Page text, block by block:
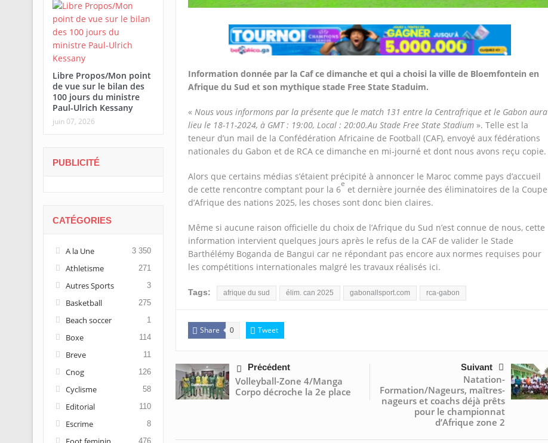
Information donnée par la Caf ce dimanche et qui a choisi la ville de Bloemfontein en
Afrique du Sud et son mythique stade Free State Staduim.
« Nous vous informons par la présente que le match 131 entre la Centrafrique et le Gabon aura
lieu le 18-11-2024, à GMT : 19:00, Local : 20:00.Au Stade Free State Stadium». Telle est la
teneur d’un mail de la Confédération Africaine de Football (CAF), envoyé aux fédérations
nationales du Gabon et de RCA ce dimanche en mi-journé et dont nous avons reçu copie.
Alors que certains médias s’étaient précipité à annoncer le Maroc comme pays d’accueil
de cette rencontre comptant pour la 6
e
et dernière journée des éliminatoires de la Coupe
d’Afrique des nations 2025, les choses sont donc bien claires.
Même si aucune raison officielle du choix de l’Afrique du Sud n’est connue de nous, cette
information intervient quelques jours après le refus de la CAF de valider le Stade
Barthélémy Boganda de Bangui car ne répondant pas encore aux normes requises pour
les compétitions internationales malgré les travaux réalisés ici.
Tags: afrique du sud élim. can 2025 gabonallsport.com rca-gabon
Share 0 Tweet
Précédent
Volleyball-Zone 4/Manga
Corpo décroche la 2e place
Suivant
Natation-
Formation/Nageurs, maîtres-
nageurs et coachs déjà prêts
pour le championnat
d’Afrique zone 2
Libre Propos/Mon point
de vue sur le bilan des
100 jours du ministre
Paul-Ulrich Kessany
juin 07, 2026
PUBLICITÉ
CATÉGORIES
A la Une 3 350
Athletisme 271
Autres Sports 3
Basketball 275
Beach soccer 1
Boxe 114
Breve 11
Cnog 126
Cyclisme 58
Editorial 110
Escrime 8
476